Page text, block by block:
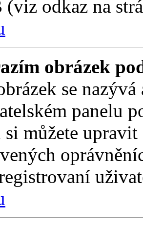
(viz odkaz na
obrázek
se
panelu
můžete